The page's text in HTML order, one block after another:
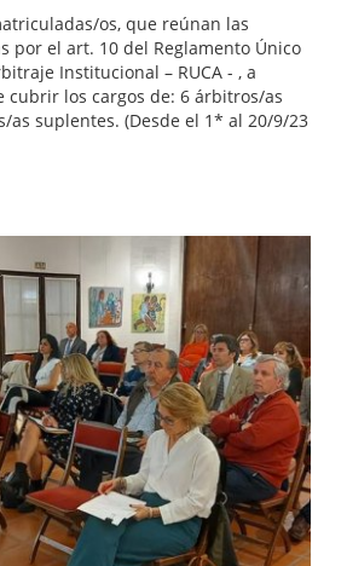
os, que reúnan las
por el art. 10 del Reglamento Único
Institucional – RUCA - , a
cubrir los cargos de: 6 árbitros/as
suplentes. (Desde el 1* al 20/9/23